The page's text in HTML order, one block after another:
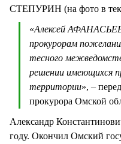
СТЕПУРИН (на фото в
«Алексей
прокурорам
тесного
решении имеющихся
территории», –
прокурора Омской
Александр
году. Окончил Омский